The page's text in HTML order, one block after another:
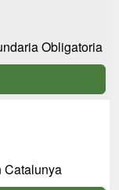
Obligatoria
Catalunya